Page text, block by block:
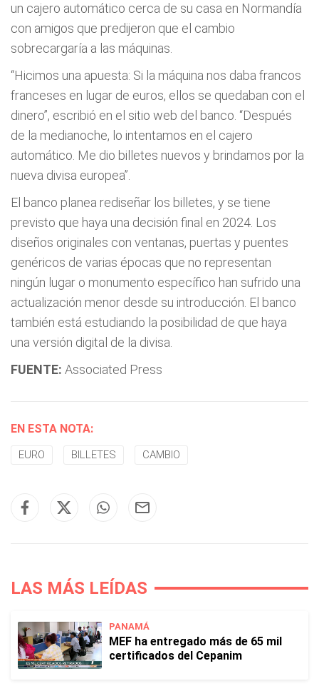
un cajero automático cerca de su casa en Normandía
con amigos que predijeron que el cambio
sobrecargaría a las máquinas.
“Hicimos una apuesta: Si la máquina nos daba francos
franceses en lugar de euros, ellos se quedaban con el
dinero”, escribió en el sitio web del banco. “Después
de la medianoche, lo intentamos en el cajero
automático. Me dio billetes nuevos y brindamos por la
nueva divisa europea”.
El banco planea rediseñar los billetes, y se tiene
previsto que haya una decisión final en 2024. Los
diseños originales con ventanas, puertas y puentes
genéricos de varias épocas que no representan
ningún lugar o monumento específico han sufrido una
actualización menor desde su introducción. El banco
también está estudiando la posibilidad de que haya
una versión digital de la divisa.
FUENTE: Associated Press
EN ESTA NOTA:
EURO BILLETES CAMBIO
LAS MÁS LEÍDAS
PANAMÁ
MEF ha entregado más de 65 mil
certificados del Cepanim